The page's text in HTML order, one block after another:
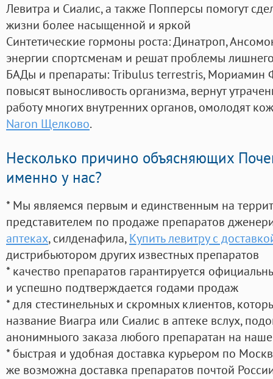
Левитра и Сиалис, а также Попперсы помогут
жизни более насыщенной и яркой
Синтетические гормоны роста: Динатроп,
энергии спортсменам и решат проблемы
БАДы и препараты:Tribulus terrestris, Мориамин
повысят выносливость организма, вернут
работу многих внутренних органов, омолодят
Naron Щелково.
Несколько причино объясняющих
именно у нас?
* Мы являемся первым и единственным на
представителем по продаже препаратов
аптеках, силденафила, Купить левитру с
дистрибьютором других известных препаратов
* качество препаратов гарантируется
и успешно подтверждается годами продаж
* для стестинельных и скромных клиентов,
название Виагра или Сиалис в аптеке вслух,
анонимныого заказа любого препаратан на
* быстрая и удобная доставка курьером по
же возможна доставка препаратов почтой